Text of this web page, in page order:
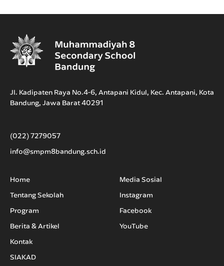
Jl. Kadipaten Raya No.4-6, Antapani Kidul, Kec. Antapani, Kota
Bandung, Jawa Barat 40291
(022) 7279057
info@smpm8bandung.sch.id
Home
Tentang Sekolah
Program
Berita & Artikel
Kontak
SIAKAD
Media Sosial
Instagram
Facebook
YouTube